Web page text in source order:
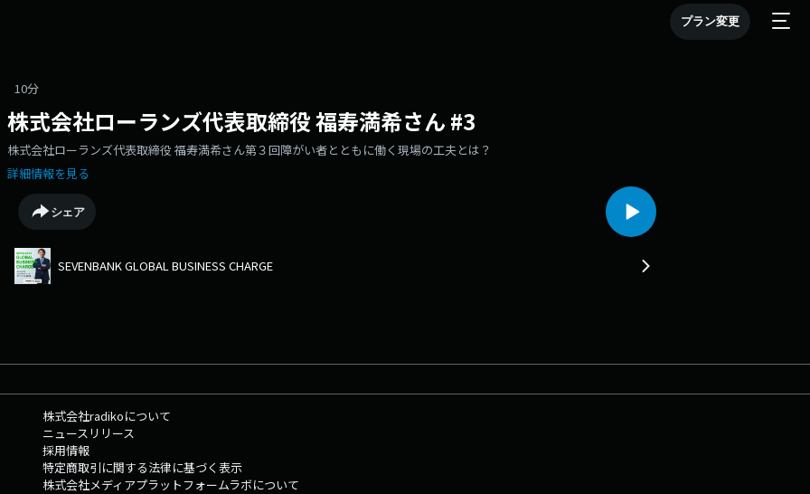
プラン変更
10分
株式会社ローランズ代表取締役 福寿満希さん #3
株式会社ローランズ代表取締役 福寿満希さん第３回障がい者とともに働く現場の工夫とは？
詳細情報を見る
シェア
SEVENBANK GLOBAL BUSINESS CHARGE
株式会社radikoについて
ニュースリリース
採用情報
特定商取引に関する法律に基づく表示
株式会社メディアプラットフォームラボについて